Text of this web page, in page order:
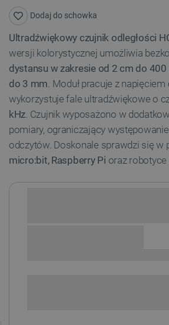
Dodaj do schowka
Ultradźwiękowy czujnik odległości
wersji kolorystycznej umożliwia
dystansu w zakresie od 2 cm do 400
do 3 mm. Moduł pracuje z napięciem
wykorzystuje fale ultradźwiękowe o
kHz. Czujnik wyposażono w
pomiary, ograniczający
odczytów. Doskonale sprawdzi się w
micro:bit, Raspberry Pi oraz